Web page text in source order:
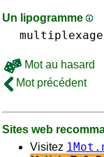
Un lipogramme
multiplexage
Mot au hasard
Mot précédent
Sites web
Visitez